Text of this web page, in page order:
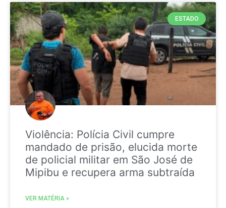
ESTADO
Violência: Polícia Civil cumpre
mandado de prisão, elucida morte
de policial militar em São José de
Mipibu e recupera arma subtraída
VER MATÉRIA »